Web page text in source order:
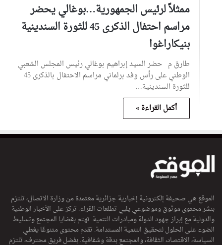
ممثلاً لرئيس الجمهورية…بوغالي يحضر
مراسم احتفال الذكرى 45 للثورة السندينية
بنيكاراغوا
طارق م حضر السيد إبراهيم بوغالي رئيس المجلس الشعبي
الوطني على رأس وفد برلماني مراسم الاحتفال بالذكرى 45
للثورة السندينية…
أكمل القراءة »
الموقع هي صحيفة إلكترونية إخبارية جزائرية معتمدة من وزارة الاتصال، تلتزم
بنشر محتوى موثوق وموضوعي يلبي تطلعات القراء. تركز على الأخبار الوطنية
والدولية مع إبراز جهود الدولة ومبادرات التنمية. تهتم بقضايا المجتمع وتسليط
الضوء على الحلول لتحقيق التنمية المستدامة. تقدم محتوى متنوعًا يغطي
السياسة، الاقتصاد، الثقافة، والمجتمع بدقة وشفافية. بفضل فريق محترف، تلتزم